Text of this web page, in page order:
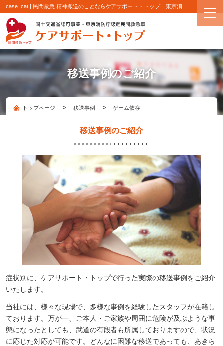
移送事例のご紹介
トップページ > 移送事例 > ゲーム依存
移送事例のご紹介
症状別に、ケアサポート・トップで行った実際の移送事例をご紹介
いたします。
当社には、様々な現場で、多様な事例を経験したスタッフが在籍し
ております。万が一、ご本人・ご家族や周囲に危険が及ぶような事
態になったとしても、武道の有段者も所属しておりますので、状況
に応じた対応が可能です。どんなに困難な移送であっても、あきら